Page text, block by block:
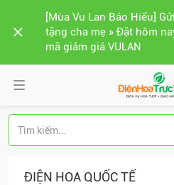
[Mùa Vu Lan Báo Hiếu]
tặng cha mẹ » Đặt hôm
mã giảm giá VULAN
ĐIỆN HOA QUỐC TẾ